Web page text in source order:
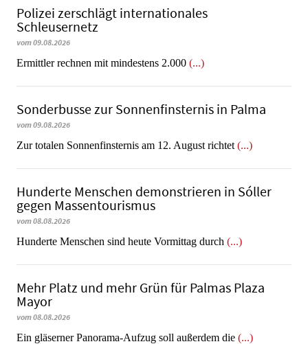
Polizei zerschlägt internationales
Schleusernetz
vom 09.08.2026
Ermittler rechnen mit mindestens 2.000 (...)
Sonderbusse zur Sonnenfinsternis in Palma
vom 09.08.2026
Zur totalen Sonnenfinsternis am 12. August richtet (...)
Hunderte Menschen demonstrieren in Sóller
gegen Massentourismus
vom 08.08.2026
Hunderte Menschen sind heute Vormittag durch (...)
Mehr Platz und mehr Grün für Palmas Plaza
Mayor
vom 08.08.2026
Ein gläserner Panorama-Aufzug soll außerdem die (...)